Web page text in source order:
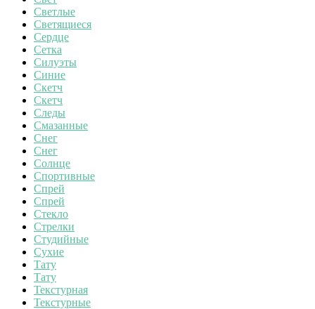
Светлые
Светящиеся
Сердце
Сетка
Силуэты
Синие
Скетч
Скетч
Следы
Смазанные
Снег
Снег
Солнце
Спортивные
Спрей
Спрей
Стекло
Стрелки
Студийные
Сухие
Тату
Тату
Текстурная
Текстурные